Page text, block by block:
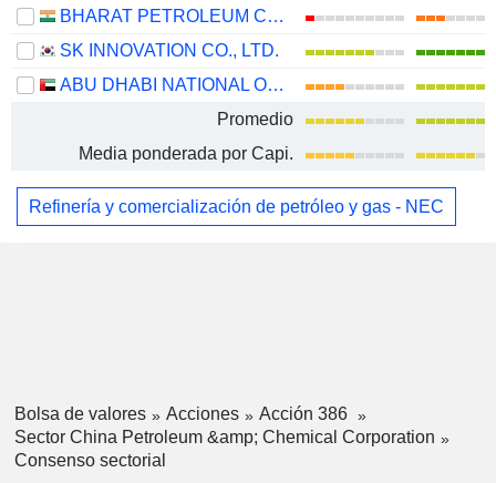
BHARAT PETROLEUM CORPORATION LIMITED
SK INNOVATION CO., LTD.
ABU DHABI NATIONAL OIL COMPANY FOR DISTRIBUTION
Promedio
Media ponderada por Capi.
Refinería y comercialización de petróleo y gas - NEC
Bolsa de valores Acciones
Acción 386
Sector China Petroleum &amp; Chemical Corporation
Consenso sectorial